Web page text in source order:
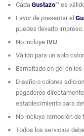
Cada Gustazo™ es
Favor de presentar el
puedes llevarlo impreso.
No incluye IVU.
Válido para un solo color.
Esmaltado en gel en
Diseño o colores
pagaderos
establecimiento para
No incluye remoción de
Todos los servicios